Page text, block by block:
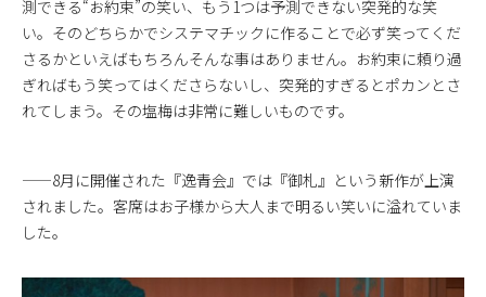
測できる“お約束”の笑い、もう1つは予測できない突発的な笑
い。そのどちらかでシステマチックに作ることで必ず笑ってくだ
さるかといえばもちろんそんな事はありません。お約束に頼り過
ぎればもう笑ってはくださらないし、突発的すぎるとポカンとさ
れてしまう。その塩梅は非常に難しいものです。
——8月に開催された『逸青会』では『御札』という新作が上演
されました。客席はお子様から大人まで明るい笑いに溢れていま
した。